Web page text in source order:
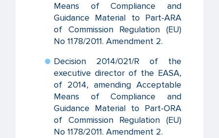
Means of Compliance and
Guidance Material to Part-ARA
of Commission Regulation (EU)
No 1178/2011. Amendment 2.
Decision 2014/021/R of the
executive director of the EASA,
of 2014, amending Acceptable
Means of Compliance and
Guidance Material to Part-ORA
of Commission Regulation (EU)
No 1178/2011. Amendment 2.